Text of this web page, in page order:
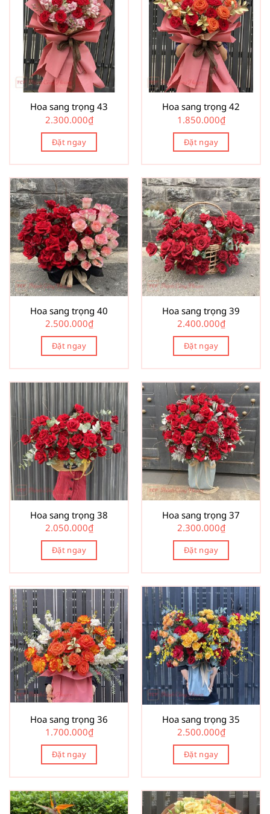
Hoa sang trọng 43
2.300.000₫
Đặt ngay
Hoa sang trọng 42
1.850.000₫
Đặt ngay
Hoa sang trọng 40
2.500.000₫
Đặt ngay
Hoa sang trọng 39
2.400.000₫
Đặt ngay
Hoa sang trọng 38
2.050.000₫
Đặt ngay
Hoa sang trọng 37
2.300.000₫
Đặt ngay
Hoa sang trọng 36
1.700.000₫
Đặt ngay
Hoa sang trọng 35
2.500.000₫
Đặt ngay